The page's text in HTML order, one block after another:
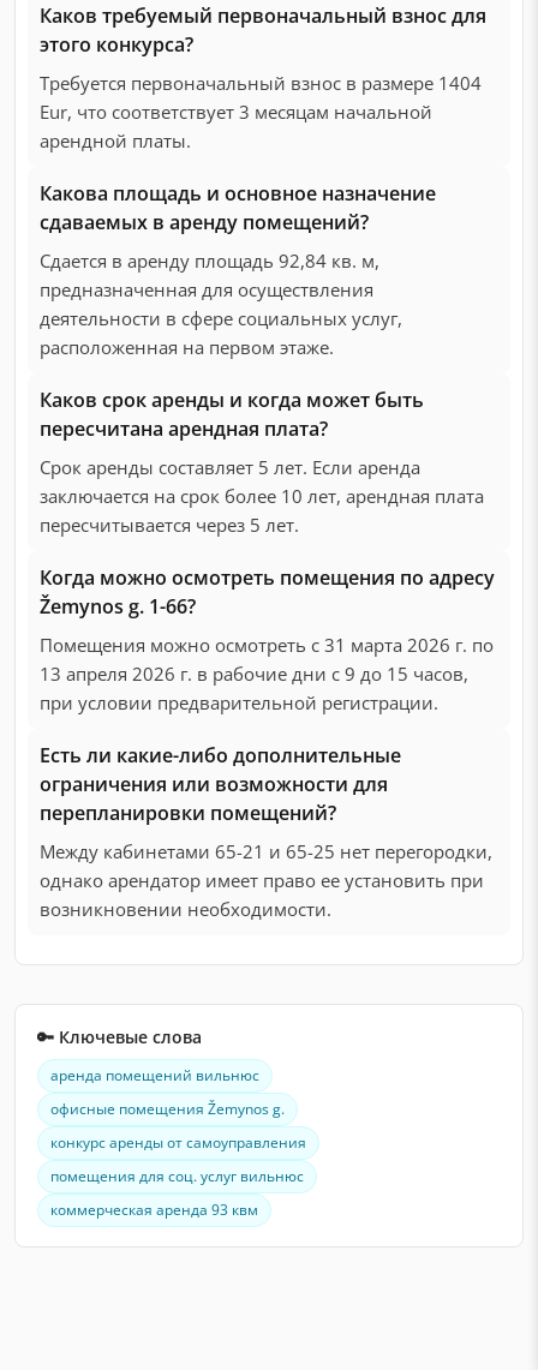
Каков требуемый первоначальный взнос для
этого конкурса?
Требуется первоначальный взнос в размере 1404
Eur, что соответствует 3 месяцам начальной
арендной платы.
Какова площадь и основное назначение
сдаваемых в аренду помещений?
Сдается в аренду площадь 92,84 кв. м,
предназначенная для осуществления
деятельности в сфере социальных услуг,
расположенная на первом этаже.
Каков срок аренды и когда может быть
пересчитана арендная плата?
Срок аренды составляет 5 лет. Если аренда
заключается на срок более 10 лет, арендная плата
пересчитывается через 5 лет.
Когда можно осмотреть помещения по адресу
Žemynos g. 1-66?
Помещения можно осмотреть с 31 марта 2026 г. по
13 апреля 2026 г. в рабочие дни с 9 до 15 часов,
при условии предварительной регистрации.
Есть ли какие-либо дополнительные
ограничения или возможности для
перепланировки помещений?
Между кабинетами 65-21 и 65-25 нет перегородки,
однако арендатор имеет право ее установить при
возникновении необходимости.
🔑 Ключевые слова
аренда помещений вильнюс
офисные помещения Žemynos g.
конкурс аренды от самоуправления
помещения для соц. услуг вильнюс
коммерческая аренда 93 квм